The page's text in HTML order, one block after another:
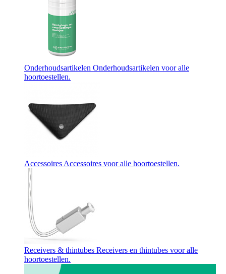
Onderhoudsartikelen Onderhoudsartikelen voor alle
hoortoestellen.
AccessoiresAccessoires voor alle hoortoestellen.
Receivers & thintubes Receivers en thintubes voor alle
hoortoestellen.